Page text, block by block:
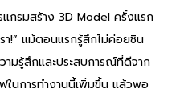
กรมสร้าง 3D Model ครั้งแรก
า!” แม้ตอนแรกรู้สึกไม่ค่อยชิน
มรู้สึกและประสบการณ์ที่ดีจาก
ในการทำงานนี้เพิ่มขึ้น แล้วพอ